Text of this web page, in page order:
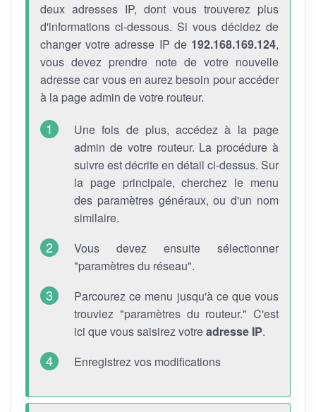
deux adresses IP, dont vous trouverez plus
d'informations ci-dessous. Si vous décidez de
changer votre adresse IP de 192.168.169.124,
vous devez prendre note de votre nouvelle
adresse car vous en aurez besoin pour accéder
à la page admin de votre routeur.
Une fois de plus, accédez à la page
admin de votre routeur. La procédure à
suivre est décrite en détail ci-dessus. Sur
la page principale, cherchez le menu
des paramètres généraux, ou d'un nom
similaire.
Vous devez ensuite sélectionner
"paramètres du réseau".
Parcourez ce menu jusqu'à ce que vous
trouviez "paramètres du routeur." C'est
ici que vous saisirez votreadresse IP.
Enregistrez vos modifications